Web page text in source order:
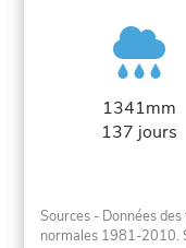
1341mm
137 jours
Sources - Données
normales 1981-2010.